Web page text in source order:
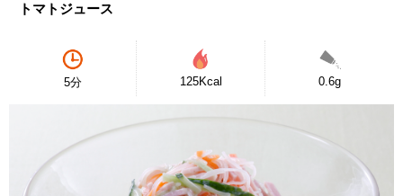
トマトジュース
5分 125Kcal 0.6g